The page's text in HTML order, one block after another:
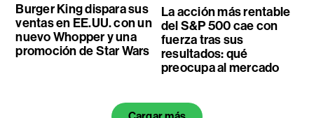
Burger King dispara sus
ventas en EE.UU. con un
nuevo Whopper y una
promoción de Star Wars
La acción más rentable
del S&P 500 cae con
fuerza tras sus
resultados: qué
preocupa al mercado